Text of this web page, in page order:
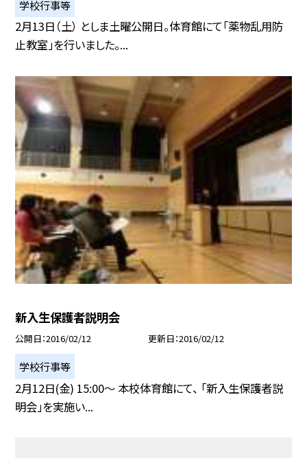
学校行事等
2月13日（土） としま土曜公開日。体育館にて「薬物乱用防
止教室」を行いました。...
新入生保護者説明会
公開日 2016/02/12 更新日 2016/02/12
学校行事等
2月12日(金) 15:00〜 本校体育館にて、 「新入生保護者説
明会」を実施い...